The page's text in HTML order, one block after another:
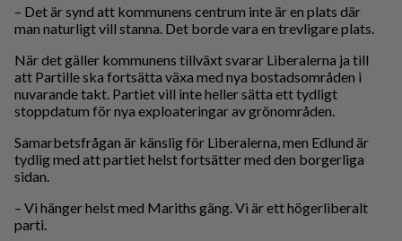
– Det är synd att kommunens centrum inte är en plats där
man naturligt vill stanna. Det borde vara en trevligare plats.
När det gäller kommunens tillväxt svarar Liberalerna ja till
att Partille ska fortsätta växa med nya bostadsområden i
nuvarande takt. Partiet vill inte heller sätta ett tydligt
stoppdatum för nya exploateringar av grönområden.
Samarbetsfrågan är känslig för Liberalerna, men Edlund är
tydlig med att partiet helst fortsätter med den borgerliga
sidan.
– Vi hänger helst med Mariths gäng. Vi är ett högerliberalt
parti.